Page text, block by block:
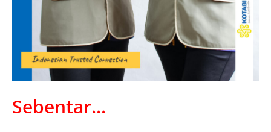
Sebentar...